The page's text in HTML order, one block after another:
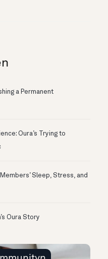
a Permanent
Oura’s Trying to
Sleep, Stress, and
Oura Story